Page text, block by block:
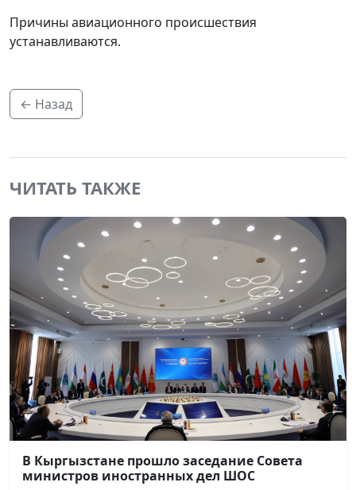
Причины авиационного происшествия
устанавливаются.
← Назад
ЧИТАТЬ ТАКЖЕ
В Кыргызстане прошло заседание Совета
министров иностранных дел ШОС